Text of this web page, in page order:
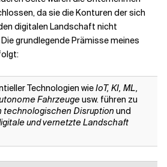
da sie die Konturen der sich
digitalen Landschaft nicht
grundlegende Prämisse meines
Technologien wieIoT, KI, ML,
Fahrzeugeusw. führen zu
technologischen Disruption und
und vernetzte Landschaft